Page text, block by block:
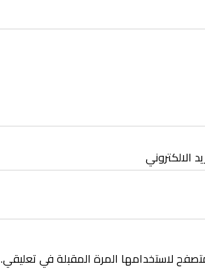
الالكتروني
لاستخدامها المرة المقبلة في تعليقي.